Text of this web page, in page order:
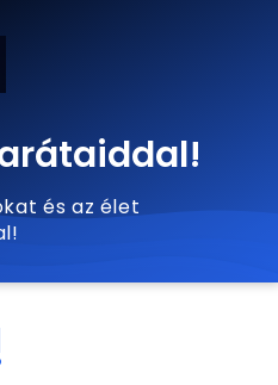
és az élet